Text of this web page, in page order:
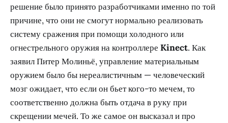
решение было принято разработчиками именно по той
причине, что они не смогут нормально реализовать
систему сражения при помощи холодного или
огнестрельного оружия на контроллере Kinect. Как
заявил Питер Молиньё, управление материальным
оружием было бы нереалистичным — человеческий
мозг ожидает, что если он бьет кого-то мечем, то
соответственно должна быть отдача в руку при
скрещении мечей. То же самое он высказал и про